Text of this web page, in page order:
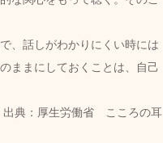
、話しがわかりにくい時には
ままにしておくことは、自己
出典：厚生労働省　こころの耳